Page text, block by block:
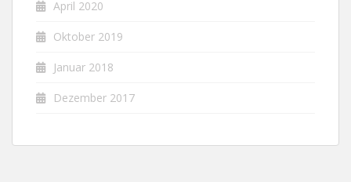
April 2020
Oktober 2019
Januar 2018
Dezember 2017